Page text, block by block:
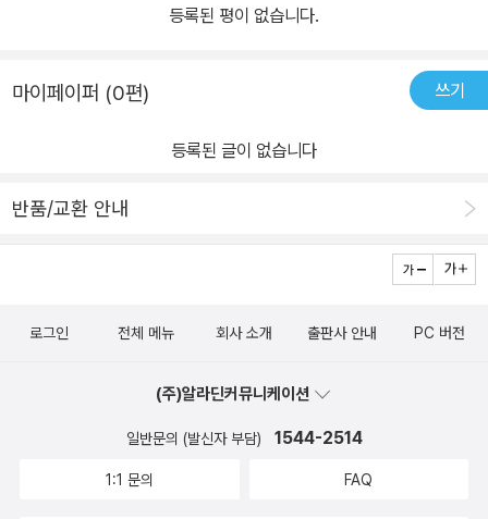
등록된 평이 없습니다.
마이페이퍼 (0편) 쓰기
등록된 글이 없습니다
반품/교환 안내
로그인 전체 메뉴 회사 소개 출판사 안내 PC 버전
(주)알라딘커뮤니케이션
일반문의 (발신자 부담) 1544-2514
1:1 문의 FAQ